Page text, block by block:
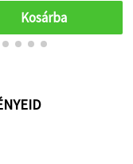
Kosárba